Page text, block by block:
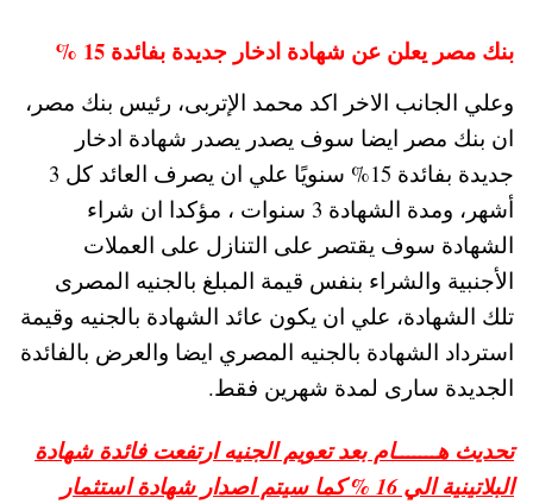
بنك مصر يعلن عن شهادة ادخار جديدة بفائدة 15 %
وعلي الجانب الاخر اكد محمد الإتربى، رئيس بنك مصر،
ان بنك مصر ايضا سوف يصدر يصدر شهادة ادخار
جديدة بفائدة 15% سنويًا علي ان يصرف العائد كل 3
أشهر، ومدة الشهادة 3 سنوات ، مؤكدا ان شراء
الشهادة سوف يقتصر على التنازل على العملات
الأجنبية والشراء بنفس قيمة المبلغ بالجنيه المصرى
تلك الشهادة، علي ان يكون عائد الشهادة بالجنيه وقيمة
استرداد الشهادة بالجنيه المصري ايضا والعرض بالفائدة
الجديدة سارى لمدة شهرين فقط.
تحديث هـــــــام بعد تعويم الجنيه ارتفعت فائدة شهادة
البلاتينية الي 16 % كما سيتم اصدار شهادة استثمار